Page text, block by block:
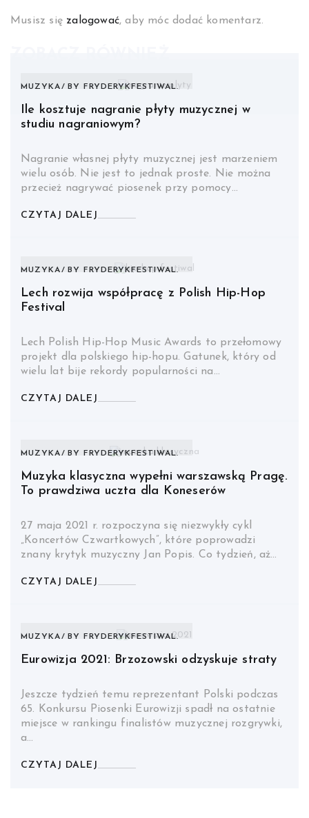
Musisz się zalogować, aby móc dodać komentarz.
MUZYKA BY FRYDERYKFESTIWAL.
Ile kosztuje nagranie płyty muzycznej w
studiu nagraniowym?
Nagranie własnej płyty muzycznej jest marzeniem
wielu osób. Nie jest to jednak proste. Nie można
przecież nagrywać piosenek przy pomocy…
CZYTAJ DALEJ
MUZYKA BY FRYDERYKFESTIWAL.
Lech rozwija współpracę z Polish Hip-Hop
Festival
Lech Polish Hip-Hop Music Awards to przełomowy
projekt dla polskiego hip-hopu. Gatunek, który od
wielu lat bije rekordy popularności na…
CZYTAJ DALEJ
MUZYKA BY FRYDERYKFESTIWAL.
Muzyka klasyczna wypełni warszawską Pragę.
To prawdziwa uczta dla Koneserów
27 maja 2021 r. rozpoczyna się niezwykły cykl
„Koncertów Czwartkowych”, które poprowadzi
znany krytyk muzyczny Jan Popis. Co tydzień, aż…
CZYTAJ DALEJ
MUZYKA BY FRYDERYKFESTIWAL.
Eurowizja 2021: Brzozowski odzyskuje straty
Jeszcze tydzień temu reprezentant Polski podczas
65. Konkursu Piosenki Eurowizji spadł na ostatnie
miejsce w rankingu finalistów muzycznej rozgrywki,
a…
CZYTAJ DALEJ